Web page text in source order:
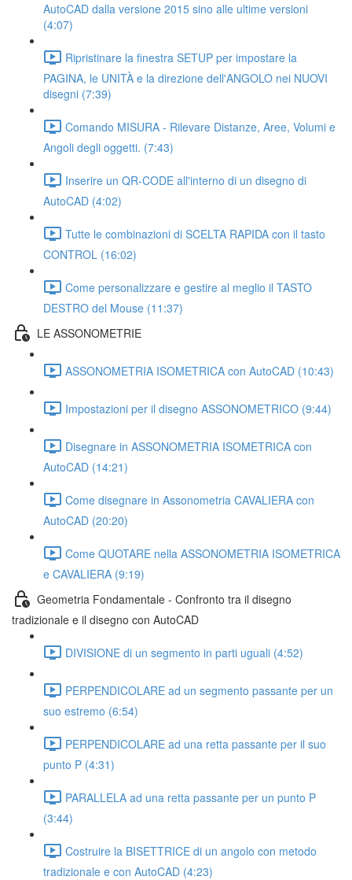
AutoCAD dalla versione 2015 sino alle ultime versioni
(4:07)
Ripristinare la finestra SETUP per impostare la
PAGINA, le UNITÀ e la direzione dell'ANGOLO nei NUOVI
disegni (7:39)
Comando MISURA - Rilevare Distanze, Aree, Volumi e
Angoli degli oggetti. (7:43)
Inserire un QR-CODE all'interno di un disegno di
AutoCAD (4:02)
Tutte le combinazioni di SCELTA RAPIDA con il tasto
CONTROL (16:02)
Come personalizzare e gestire al meglio il TASTO
DESTRO del Mouse (11:37)
LE ASSONOMETRIE
ASSONOMETRIA ISOMETRICA con AutoCAD (10:43)
Impostazioni per il disegno ASSONOMETRICO (9:44)
Disegnare in ASSONOMETRIA ISOMETRICA con
AutoCAD (14:21)
Come disegnare in Assonometria CAVALIERA con
AutoCAD (20:20)
Come QUOTARE nella ASSONOMETRIA ISOMETRICA
e CAVALIERA (9:19)
Geometria Fondamentale - Confronto tra il disegno
tradizionale e il disegno con AutoCAD
DIVISIONE di un segmento in parti uguali (4:52)
PERPENDICOLARE ad un segmento passante per un
suo estremo (6:54)
PERPENDICOLARE ad una retta passante per il suo
punto P (4:31)
PARALLELA ad una retta passante per un punto P
(3:44)
Costruire la BISETTRICE di un angolo con metodo
tradizionale e con AutoCAD (4:23)